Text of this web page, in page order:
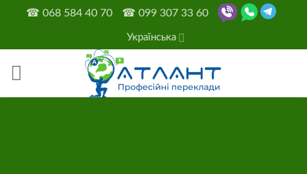
content
☎ 068 584 40 70 ☎ 099 307 33 60
Українська